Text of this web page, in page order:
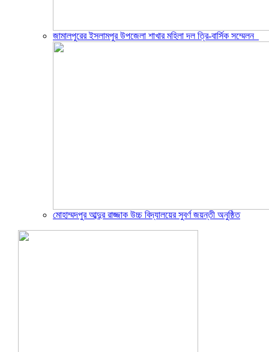
জামালপুরের ইসলামপুর উপজেলা শাখার মহিলা দল ত্রি-বার্সিক সম্মেলন
মোহাম্মদপুর আব্দুর রাজ্জাক উচ্চ বিদ্যালয়ের সুবর্ণ জয়ন্তী অনুষ্ঠিত